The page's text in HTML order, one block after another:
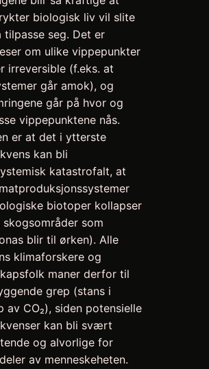
biologisk liv vil slite
tilpasse seg. Det er
om ulike vippepunkter
irreversible (f.eks. at
går amok), og
går på hvor og
vippepunktene nås.
er at det i ytterste
kan bli
katastrofalt, at
biotoper kollapser
skogsområder som
blir til ørken). Alle
klimaforskere og
maner derfor til
grep (stans i
av CO₂), siden potensielle
kan bli svært
og alvorlige for
av menneskeheten.